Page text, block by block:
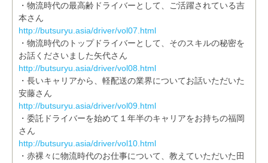
・物流時代の最高齢ドライバーとして、ご活躍されている吉
本さん
http://butsuryu.asia/driver/vol07.html
・物流時代のトップドライバーとして、そのスキルの秘密を
お話くださいました矢代さん
http://butsuryu.asia/driver/vol08.html
・長いキャリアから、軽配送の業界についてお話いただいた
安藤さん
http://butsuryu.asia/driver/vol09.html
・委託ドライバーを始めて１年半のキャリアをお持ちの福岡
さん
http://butsuryu.asia/driver/vol10.html
・赤裸々に物流時代のお仕事について、教えていただいた田